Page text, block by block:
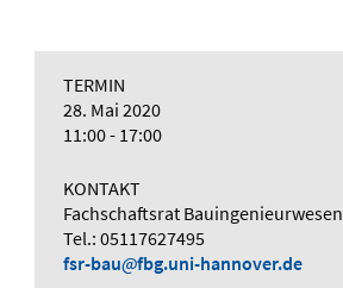
TERMIN
28. Mai 2020
11:00 - 17:00
KONTAKT
Fachschaftsrat Bauingenieurwesen
Tel.: 05117627495
fsr-bau
fbg.uni-hannover.de